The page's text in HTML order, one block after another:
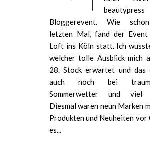
beautypress
Bloggerevent. Wie
letzten Mal, fand der Event
Loft ins Köln statt. Ich
welcher tolle Ausblick mich
28. Stock erwartet und das
auch noch bei
Sommerwetter und viel
Diesmal waren neun Marken
Produkten und Neuheiten vor
es...